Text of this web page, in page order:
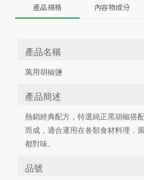
產品規格 內容物成分
產品名稱
萬用胡椒鹽
產品簡述
熱銷經典配方，特選純正黑胡椒搭
而成，適合運用在各類食材料理，
都對味。
品號